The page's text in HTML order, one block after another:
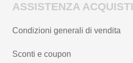
ASSISTENZA ACQUISTI
Condizioni generali di vendita
Sconti e coupon